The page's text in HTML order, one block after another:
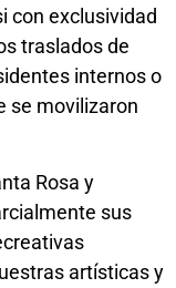
con exclusividad
traslados de
internos o
se movilizaron
Rosa y
sus
artísticas y